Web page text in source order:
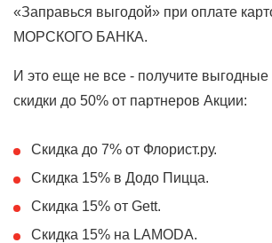
«Заправься выгодой» при оплате
МОРСКОГО БАНКА.
И это еще не все - получите
скидки до 50% от партнеров Акции:
Скидка до 7% от Флорист.ру.
Скидка 15% в Додо Пицца.
Скидка 15% от Gett.
Скидка 15% на LAMODA.